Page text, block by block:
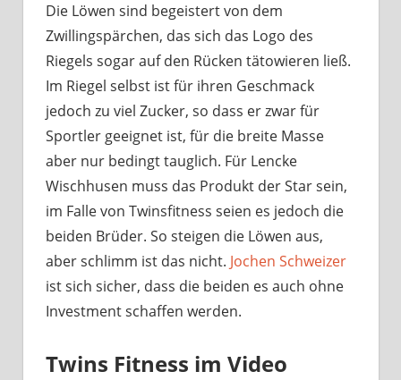
Die Löwen sind begeistert von dem
Zwillingspärchen, das sich das Logo des
Riegels sogar auf den Rücken tätowieren ließ.
Im Riegel selbst ist für ihren Geschmack
jedoch zu viel Zucker, so dass er zwar für
Sportler geeignet ist, für die breite Masse
aber nur bedingt tauglich. Für Lencke
Wischhusen muss das Produkt der Star sein,
im Falle von Twinsfitness seien es jedoch die
beiden Brüder. So steigen die Löwen aus,
aber schlimm ist das nicht. Jochen Schweizer
ist sich sicher, dass die beiden es auch ohne
Investment schaffen werden.
Twins Fitness im Video